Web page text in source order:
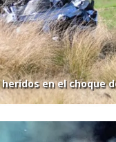
en el choque